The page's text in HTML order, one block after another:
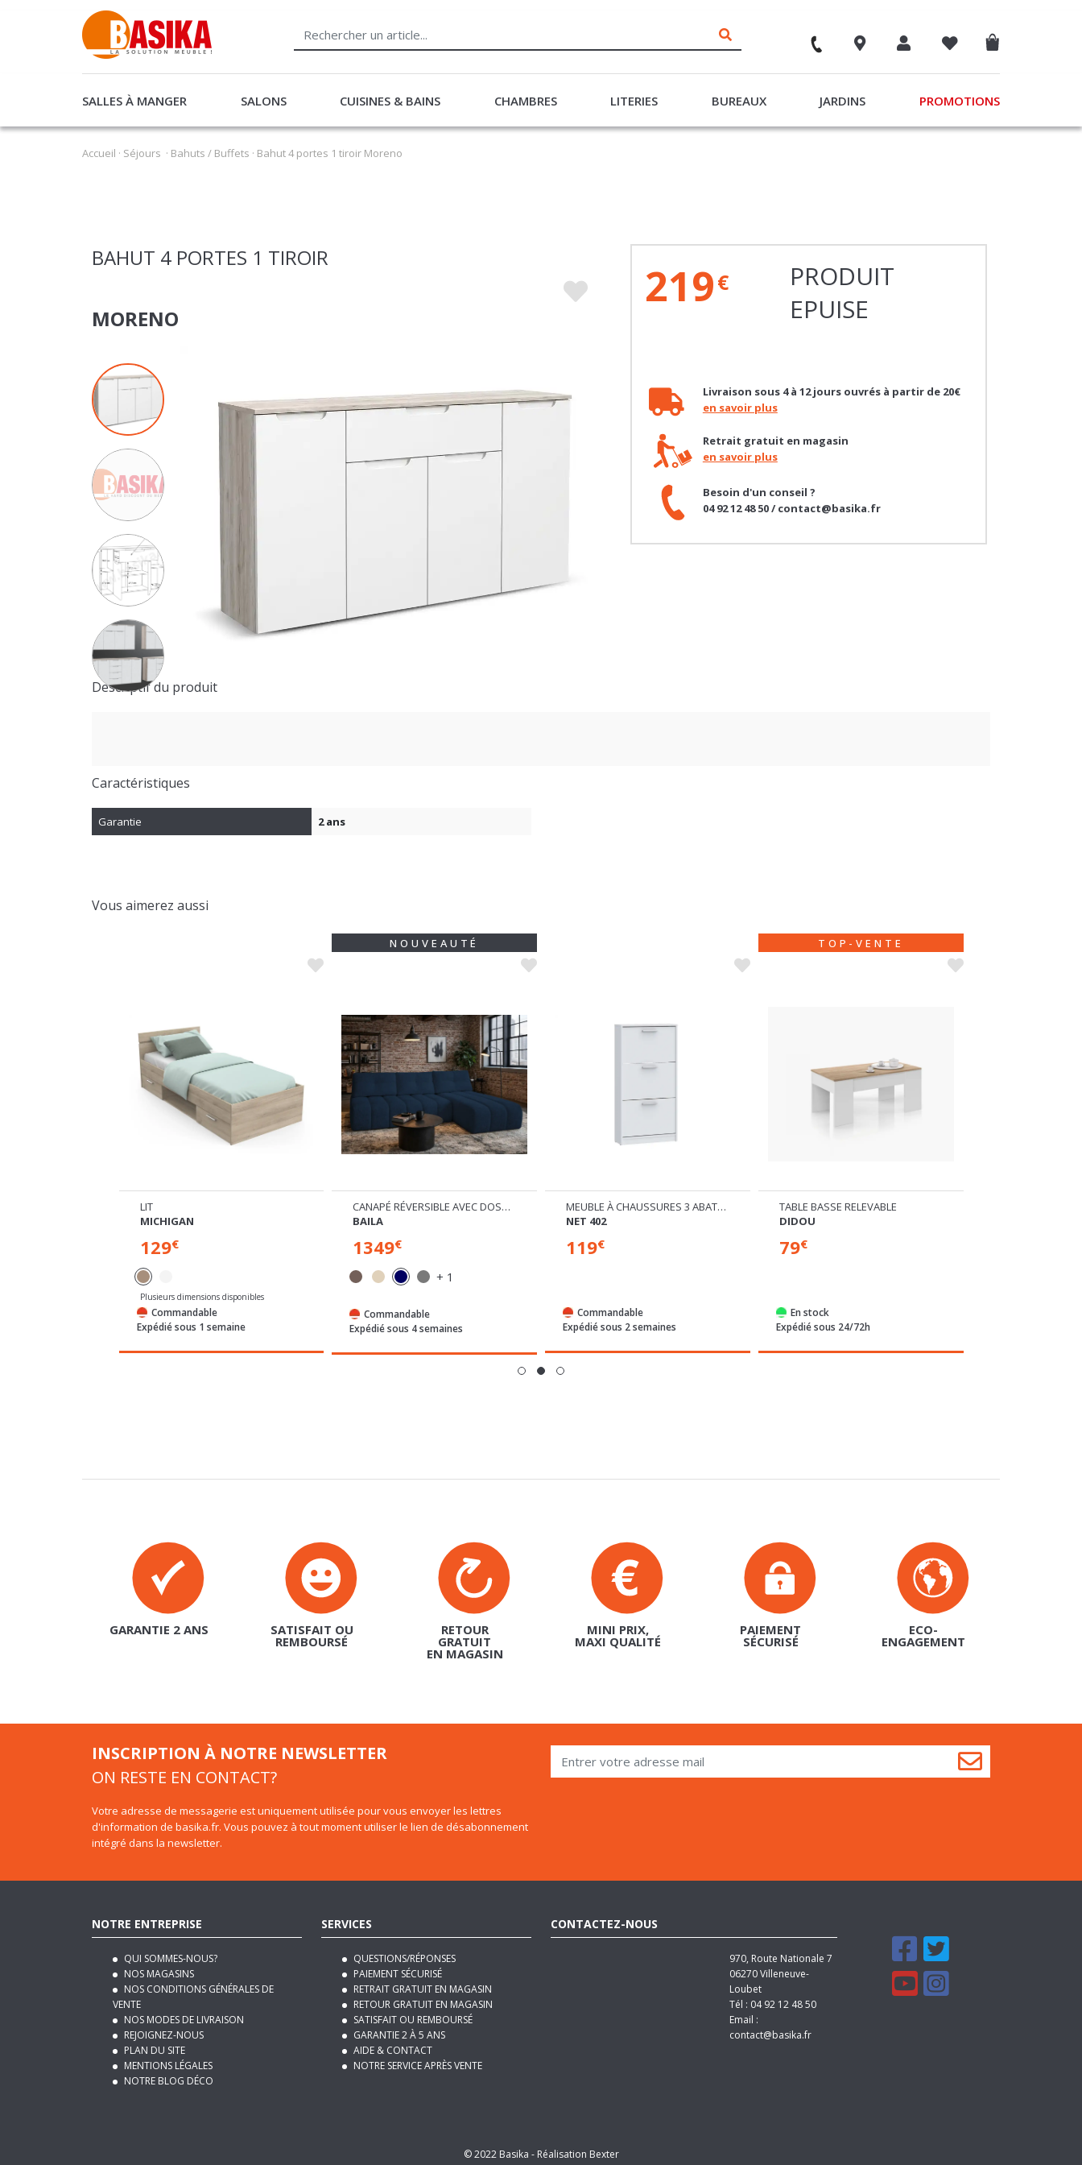
SALLES À MANGER SALONS CUISINES & BAINS CHAMBRES LITERIES BUREAUX JARDINS PROMOTIONS
Accueil · Séjours · Bahuts / Buffets · Bahut 4 portes 1 tiroir Moreno
BAHUT 4 PORTES 1 TIROIR
MORENO
219€
PRODUIT
EPUISE
Livraison sous 4 à 12 jours ouvrés à partir de 20€
en savoir plus
Retrait gratuit en magasin
en savoir plus
Besoin d'un conseil ?
04 92 12 48 50 / contact@basika.fr
Descriptif du produit
Caractéristiques
Garantie 2 ans
Vous aimerez aussi
LIT
MICHIGAN
129€
Plusieurs dimensions disponibles
Commandable
Expédié sous 1 semaine
NOUVEAUTÉ
CANAPÉ RÉVERSIBLE AVEC DOSSIER AVANCE/RECULE
BAILA
1349€
+ 1
Commandable
Expédié sous 4 semaines
MEUBLE À CHAUSSURES 3 ABATTANTS
NET 402
119€
Commandable
Expédié sous 2 semaines
TOP-VENTE
TABLE BASSE RELEVABLE
DIDOU
79€
En stock
Expédié sous 24/72h
GARANTIE 2 ANS SATISFAIT OU
REMBOURSÉ
RETOUR
GRATUIT
EN MAGASIN
MINI PRIX,
MAXI QUALITÉ
PAIEMENT
SÉCURISÉ
ECO-
ENGAGEMENT
INSCRIPTION À NOTRE NEWSLETTER
ON RESTE EN CONTACT?
Votre adresse de messagerie est uniquement utilisée pour vous envoyer les lettres
d'information de basika.fr. Vous pouvez à tout moment utiliser le lien de désabonnement
intégré dans la newsletter.
NOTRE ENTREPRISE
QUI SOMMES-NOUS?
NOS MAGASINS
NOS CONDITIONS GÉNÉRALES DE
VENTE
NOS MODES DE LIVRAISON
REJOIGNEZ-NOUS
PLAN DU SITE
MENTIONS LÉGALES
NOTRE BLOG DÉCO
SERVICES
QUESTIONS/RÉPONSES
PAIEMENT SÉCURISÉ
RETRAIT GRATUIT EN MAGASIN
RETOUR GRATUIT EN MAGASIN
SATISFAIT OU REMBOURSÉ
GARANTIE 2 À 5 ANS
AIDE & CONTACT
NOTRE SERVICE APRÈS VENTE
CONTACTEZ-NOUS
970, Route Nationale 7
06270Villeneuve-
Loubet
Tél : 04 92 12 48 50
Email :
contact@basika.fr
© 2022 Basika - Réalisation Bexter